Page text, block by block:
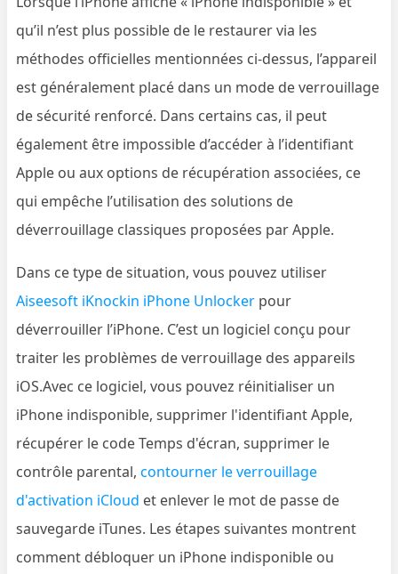
qu’il n’est plus possible de le restaurer via les
méthodes officielles mentionnées ci-dessus, l’appareil
est généralement placé dans un mode de verrouillage
de sécurité renforcé. Dans certains cas, il peut
également être impossible d’accéder à l’identifiant
Apple ou aux options de récupération associées, ce
qui empêche l’utilisation des solutions de
déverrouillage classiques proposées par Apple.
Dans ce type de situation, vous pouvez utiliser
Aiseesoft iKnockin iPhone Unlocker pour
déverrouiller l’iPhone. C’est un logiciel conçu pour
traiter les problèmes de verrouillage des appareils
iOS.Avec ce logiciel, vous pouvez réinitialiser un
iPhone indisponible, supprimer l'identifiant Apple,
récupérer le code Temps d'écran, supprimer le
contrôle parental,contourner le verrouillage
d'activation iCloud et enlever le mot de passe de
sauvegarde iTunes. Les étapes suivantes montrent
comment débloquer un iPhone indisponible ou